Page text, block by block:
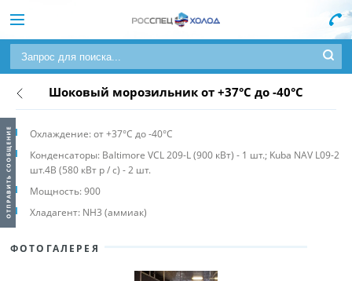
Шоковый морозильник от +37°C до -40°C
Охлаждение: от +37°C до -40°C
Конденсаторы: Baltimore VCL 209-L (900 кВт) - 1 шт.; Kuba NAV L09-2
шт.4B (580 кВт p / c) - 2 шт.
Мощность: 900
Хладагент: NH3 (аммиак)
ФОТОГАЛЕРЕЯ